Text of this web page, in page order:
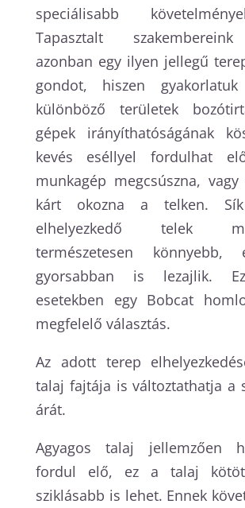
speciálisabb
Tapasztalt
azonban egy ilyen jellegű
gondot, hiszen
különböző területek
gépek irányíthatóságának
kevés eséllyel fordulhat
munkagép megcsúszna,
kárt okozna a telken.
elhelyezkedő telek
természetesen könnyebb,
gyorsabban is lezajlik.
esetekben egy Bobcat
megfelelő választás.
Az adott terep
talaj fajtája is változtathatja a
árát.
Agyagos talaj jellemzően
fordul elő, ez a talaj
sziklásabb is lehet. Ennek